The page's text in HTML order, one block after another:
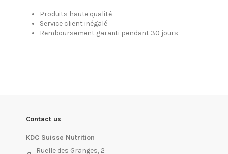
Produits haute qualité
Service client inégalé
Remboursement garanti pendant 30 jours
Contact us
KDC Suisse Nutrition
Ruelle des Granges, 2